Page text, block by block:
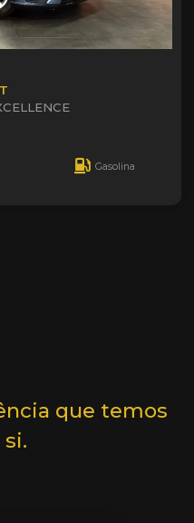
Gasolina
que temos
si.